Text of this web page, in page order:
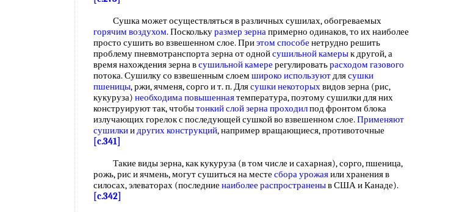
Сушка может осуществляться в различных сушилах, обогреваемых
горячим воздухом. Посколькуразмер зернапримерно одинаков, то их наиболее
просто сушить во взвешенном слое. Приэтом способе нетрудно решить
проблему пневмотранспорта зерна от однойсушильной камерык другой, а
время нахождения зерна всушильной камере регулироватьрасходом газового
потока. Сушилку со взвешенным слоем широко используютдлясушки
пшеницы, ржи, ячменя, сорго и т. п. Длясушки некоторыхвидов зерна (рис,
кукуруза) необходима повышеннаятемпература, поэтому сушилки для них
конструируют так, чтобытонкий слойзерна проходилпод фронтом блока
излучающих горелок с последующей сушкой во взвешенном слое.Применяют
сушилкиидругих конструкций, например вращающиеся, противоточные
[c.341]
Такие виды зерна, как кукуруза (в том числе и сахарная), сорго, пшеница,
рожь, рис и ячмень, могут сушиться на месте сбора урожаяили хранения в
силосах, элеваторах (последние наиболее распространеныв США и Канаде).
[c.342]